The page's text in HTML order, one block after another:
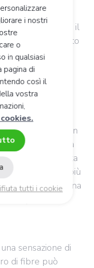
grassi
a ridurre il
l’assorbimento
Svolgono
delle
il loro peso in
aumenta
feci e ne facilita
risulta così più
una buona
sensazione di
di fibre può
i nostri
o
in qualsiasi
di
così il
vostra
tutti i cookie